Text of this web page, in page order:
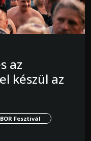
az
készül az
Fesztivál